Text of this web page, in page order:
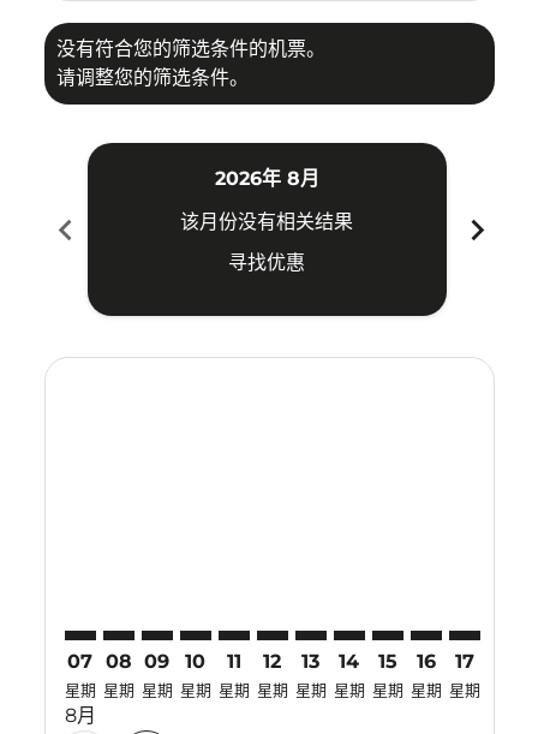
没有符合您的筛选条件的机票。
请调整您的筛选条件。
chevron_left
2026年 8月
该月份没有相关结果
寻找优惠
chevron_right
07
星期
8月
08
星期
09
星期
10
星期
11
星期
12
星期
13
星期
14
星期
15
星期
16
星期
17
星期